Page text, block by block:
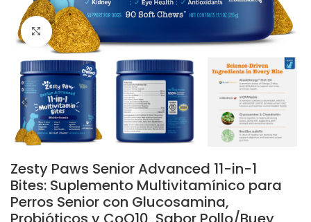
Click to enlarge
Zesty Paws Senior Advanced 11-in-1
Bites: Suplemento Multivitamínico para
Perros Senior con Glucosamina,